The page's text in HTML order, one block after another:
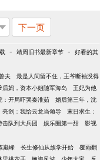
下一页
- 靖周旧书最新章节 - 好看的其
夫
最是人间留不住，王爷断袖没得
后妈，资本小姐随军海岛
王妃为他
：开局吓哭秦淮茹
婚后第三年，沈
亮剑：我给云龙当领导
末日求生：
击队到大兵团 娱乐圈第一甜
影视
巅峰 长生修仙从族学开始
覆雨翻